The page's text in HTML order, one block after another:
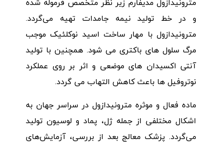
مترونیدازول مدیفارم زیر نظر متخصص فرموله شده
و در خط تولید نیمه جامدات تهیه می‌گردد.
مترونیدازول با مهار ساخت اسید نوکلئیک موجب
مرگ سلول های باکتری می شود. همچنین با تولید
آنتی اکسیدان های موضعی و اثر بر روی عملکرد
نوتروفیل ها باعث کاهش التهاب می گردد.
ماده فعال و موثره مترونیدازول در سراسر جهان به
اشکال مختلفی از جمله ژل، پماد و لوسیون تولید
می‌گردد. پزشک معالج بعد از بررسی، آزمایش‌های